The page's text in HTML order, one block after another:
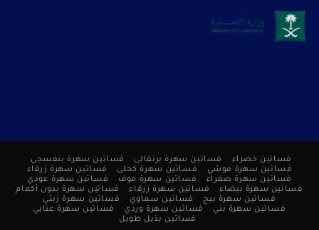
فساتين خضراء فساتين سهرة برتقالى
فساتين سهرة بنفسجى
فساتين سهرة فوشي
فساتين سهرة كحلى
فساتين سهرة زرقاء
فساتين سهرة صفراء
فساتين سهرة موف
فساتين سهرة عودي
فساتين سهرة بيضاء
فساتين سهرة زرقاء
فساتين سهرة بدون أكمام
فساتين سهرة بيج
فساتين سماوي
فساتين سهرة زيتي
فساتين سهرة بني
فساتين سهرة وردي
فساتين سهرة عنابي
فساتين بذيل طويل